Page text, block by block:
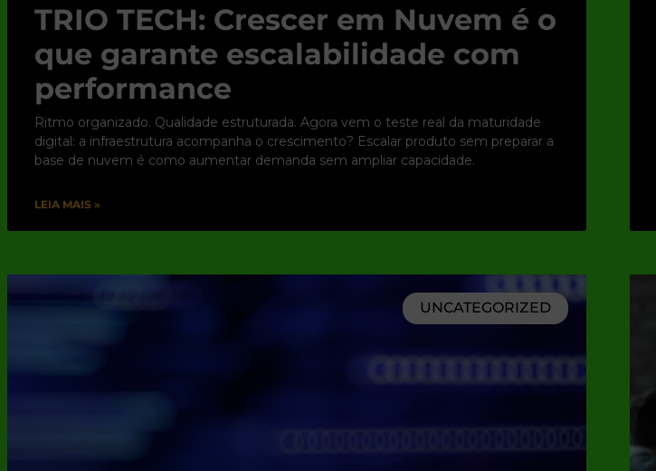
TRIO TECH: Crescer em Nuvem é o
que garante escalabilidade com
performance
Ritmo organizado. Qualidade estruturada. Agora vem o teste real da maturidade
digital: a infraestrutura acompanha o crescimento? Escalar produto sem preparar a
base de nuvem é como aumentar demanda sem ampliar capacidade.
LEIA MAIS »
UNCATEGORIZED